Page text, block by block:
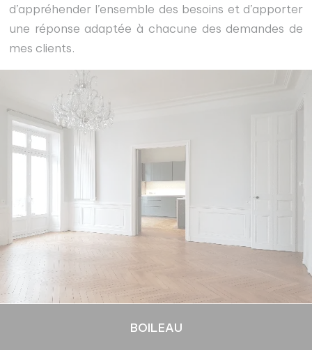
d’appréhender l’ensemble des besoins et d’apporter
une réponse adaptée à chacune des demandes de
mes clients.
BOILEAU